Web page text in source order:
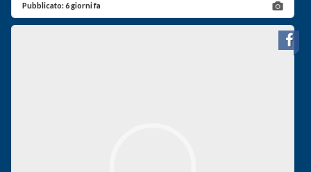
Pubblicato:6 giorni fa